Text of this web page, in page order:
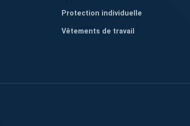
Protection individuelle
Vêtements de travail